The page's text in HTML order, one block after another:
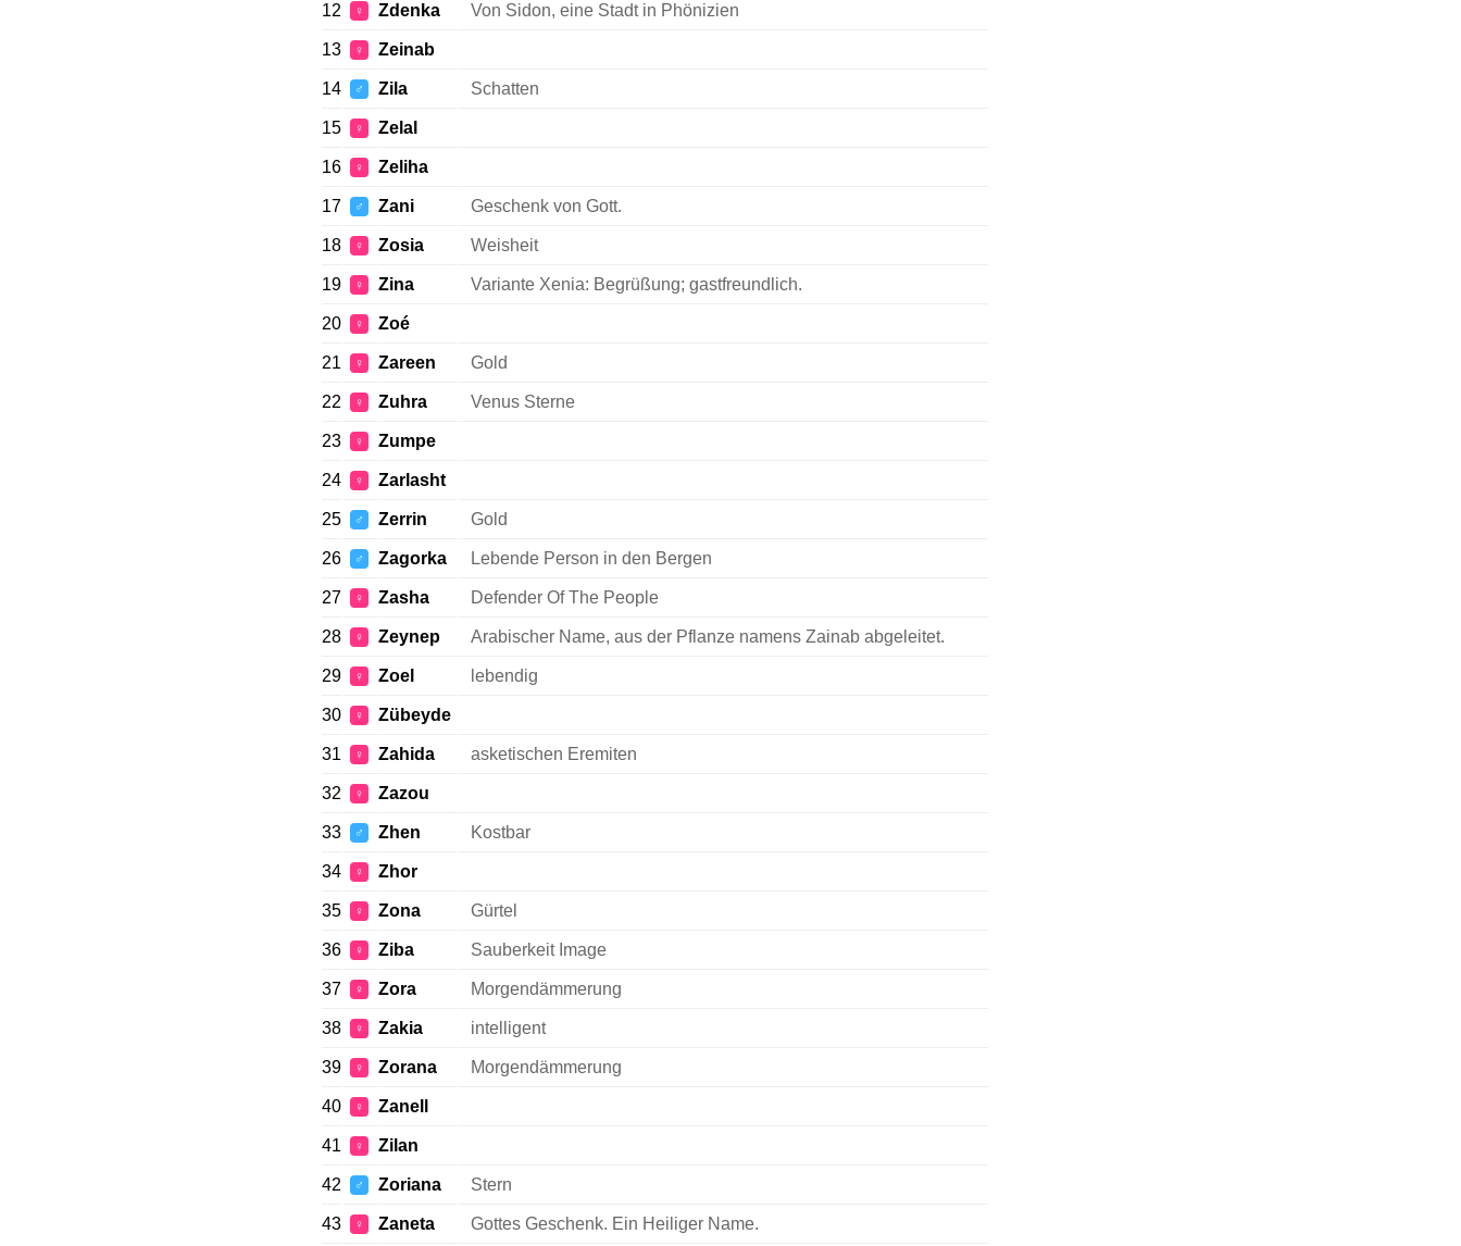
12 ♀ Zdenka Von Sidon, eine Stadt in Phönizien
13 ♀ Zeinab
14 ♂ Zila Schatten
15 ♀ Zelal
16 ♀ Zeliha
17 ♂ Zani Geschenk von Gott.
18 ♀ Zosia Weisheit
19 ♀ Zina Variante Xenia: Begrüßung; gastfreundlich.
20 ♀ Zoé
21 ♀ Zareen Gold
22 ♀ Zuhra Venus Sterne
23 ♀ Zumpe
24 ♀ Zarlasht
25 ♂ Zerrin Gold
26 ♂ Zagorka Lebende Person in den Bergen
27 ♀ Zasha Defender Of The People
28 ♀ Zeynep Arabischer Name, aus der Pflanze namens Zainab abgeleitet.
29 ♀ Zoel lebendig
30 ♀ Zübeyde
31 ♀ Zahida asketischen Eremiten
32 ♀ Zazou
33 ♂ Zhen Kostbar
34 ♀ Zhor
35 ♀ Zona Gürtel
36 ♀ Ziba Sauberkeit Image
37 ♀ Zora Morgendämmerung
38 ♀ Zakia intelligent
39 ♀ Zorana Morgendämmerung
40 ♀ Zanell
41 ♀ Zilan
42 ♂ Zoriana Stern
43 ♀ Zaneta Gottes Geschenk. Ein Heiliger Name.